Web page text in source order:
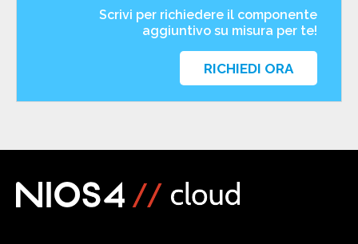
Scrivi per richiedere il componente
aggiuntivo su misura per te!
RICHIEDI ORA